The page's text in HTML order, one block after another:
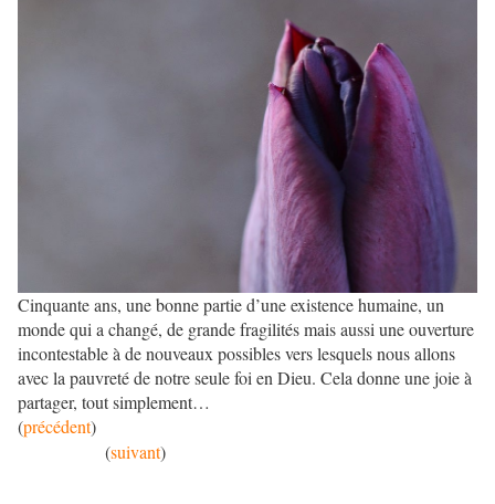
Cinquante ans, une bonne partie d’une existence humaine, un
monde qui a changé, de grande fragilités mais aussi une ouverture
incontestable à de nouveaux possibles vers lesquels nous allons
avec la pauvreté de notre seule foi en Dieu. Cela donne une joie à
partager, tout simplement…
(précédent)
(suivant)